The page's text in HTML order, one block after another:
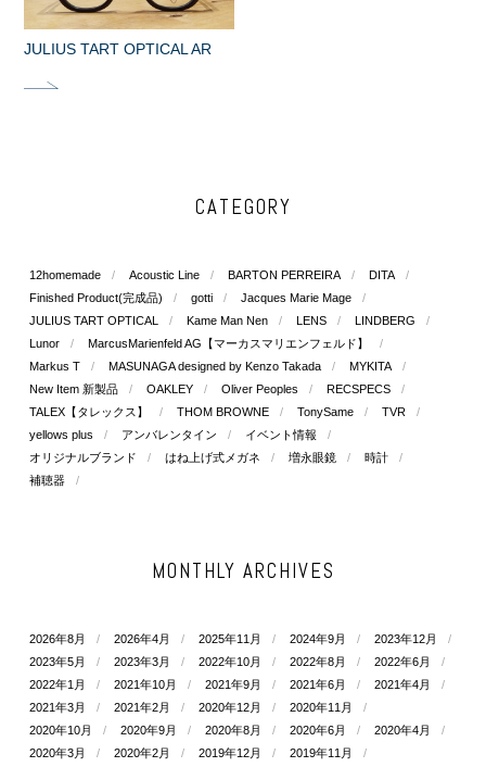
JULIUS TART OPTICAL AR
CATEGORY
12homemade Acoustic Line BARTON PERREIRA
DITA
Finished Product(完成品)
gotti
Jacques Marie Mage
JULIUS TART OPTICAL
Kame Man Nen LENS
LINDBERG
Lunor
MarcusMarienfeld AG【マーカスマリエンフェルド】
Markus T
MASUNAGA designed by Kenzo Takada
MYKITA
New Item 新製品
OAKLEY Oliver Peoples
RECSPECS
TALEX【タレックス】
THOM BROWNE TonySame
TVR
yellows plus
アンバレンタイン
イベント情報
オリジナルブランド
はね上げ式メガネ 増永眼鏡
時計
補聴器
MONTHLY ARCHIVES
2026年8月 2026年4月 2025年11月 2024年9月
2023年12月
2023年5月
2023年3月 2022年10月 2022年8月
2022年6月
2022年1月
2021年10月 2021年9月 2021年6月
2021年4月
2021年3月
2021年2月 2020年12月
2020年11月
2020年10月
2020年9月 2020年8月 2020年6月
2020年4月
2020年3月
2020年2月 2019年12月
2019年11月